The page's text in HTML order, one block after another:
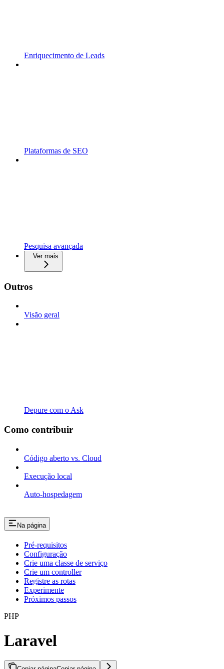
Enriquecimento de Leads
Plataformas de SEO
Pesquisa avançada
Ver mais
Outros
Visão geral
Depure com o Ask
Como contribuir
Código aberto vs. Cloud
Execução local
Auto-hospedagem
Na página
Pré-requisitos
Configuração
Crie uma classe de serviço
Crie um controller
Registre as rotas
Experimente
Próximos passos
PHP
Laravel